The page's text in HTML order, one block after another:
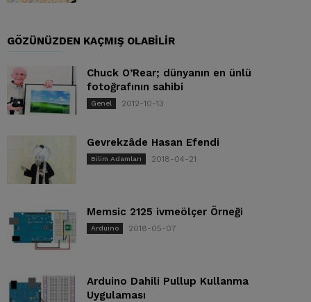
GÖZÜNÜZDEN KAÇMIŞ OLABILIR
Chuck O’Rear; dünyanın en ünlü
fotoğrafının sahibi
Genel 2012-10-13
Gevrekzâde Hasan Efendi
Bilim Adamları 2018-04-21
Memsic 2125 ivmeölçer Örneği
Arduino 2018-05-07
Arduino Dahili Pullup Kullanma
Uygulaması